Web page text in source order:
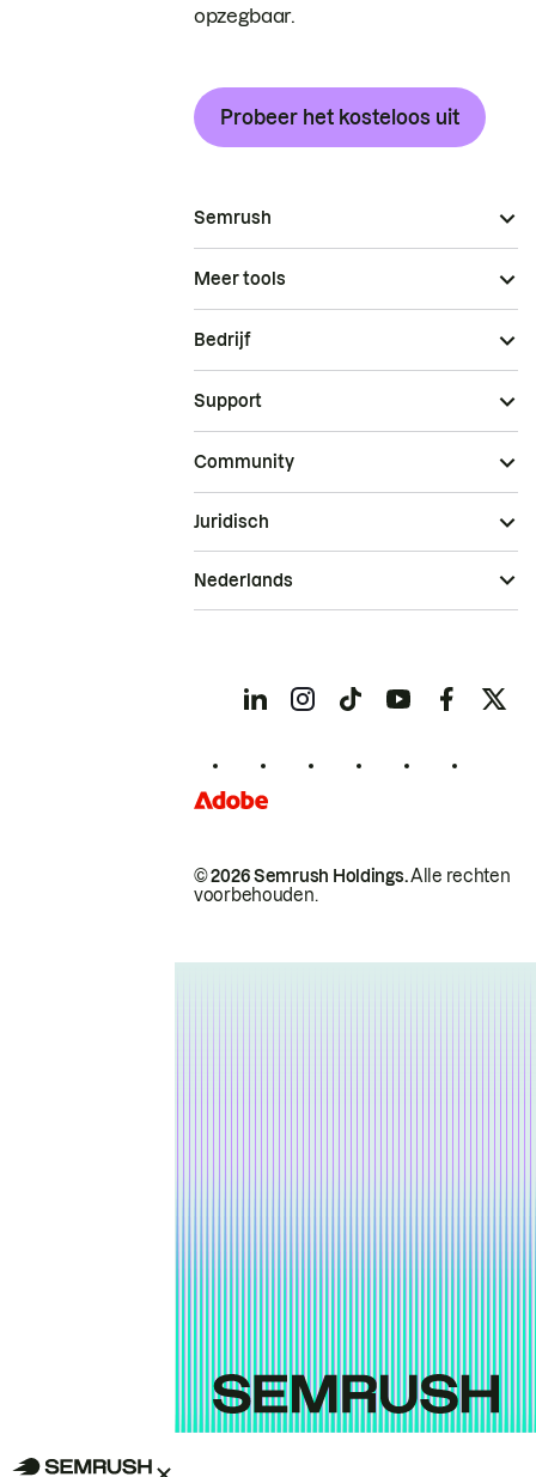
opzegbaar.
Probeer het kosteloos uit
Semrush
Meer tools
Bedrijf
Support
Community
© 2026 Semrush Holdings.Alle rechten
voorbehouden.
Juridisch
Nederlands